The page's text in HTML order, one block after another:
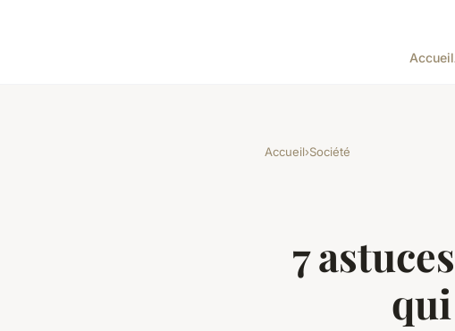
Accueil
Accueil›Société
7